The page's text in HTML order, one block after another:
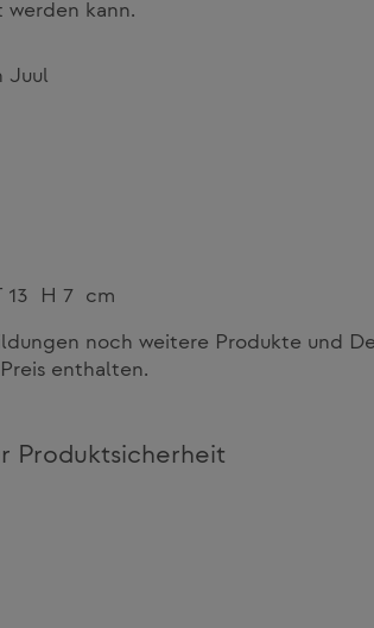
kann.
Juul
13 H 7 cm
noch weitere Produkte und
enthalten.
Produktsicherheit